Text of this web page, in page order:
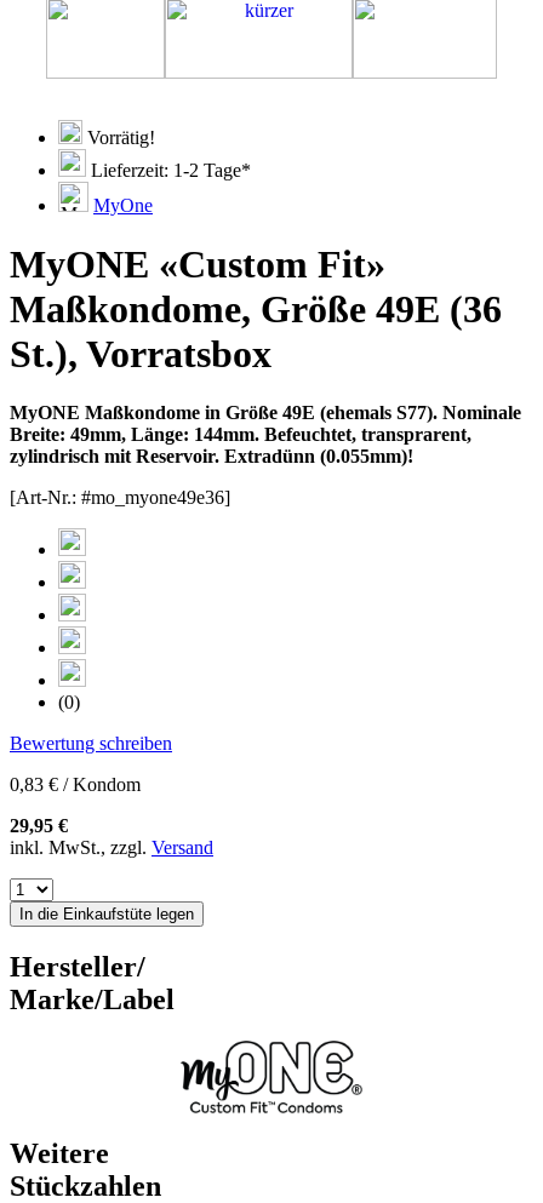
Vorrätig!
Lieferzeit: 1-2 Tage*
MyOne
MyONE «Custom Fit»
Maßkondome, Größe 49E (36
St.), Vorratsbox
MyONE Maßkondome in Größe 49E (ehemals S77). Nominale
Breite: 49mm, Länge: 144mm. Befeuchtet, transprarent,
zylindrisch mit Reservoir. Extradünn (0.055mm)!
[Art-Nr.: #mo_myone49e36]
(0)
Bewertung schreiben
0,83 € / Kondom
29,95 €
inkl. MwSt., zzgl. Versand
In die Einkaufstüte legen
Hersteller/
Marke/Label
Weitere
Stückzahlen